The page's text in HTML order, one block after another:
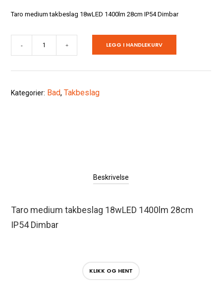
Taro medium takbeslag 18wLED 1400lm 28cm IP54 Dimbar
medium
antall
- + LEGG I HANDLEKURV
Kategorier: Bad,Takbeslag
Beskrivelse
Taro medium takbeslag 18wLED 1400lm 28cm
IP54 Dimbar
KLIKK OG HENT